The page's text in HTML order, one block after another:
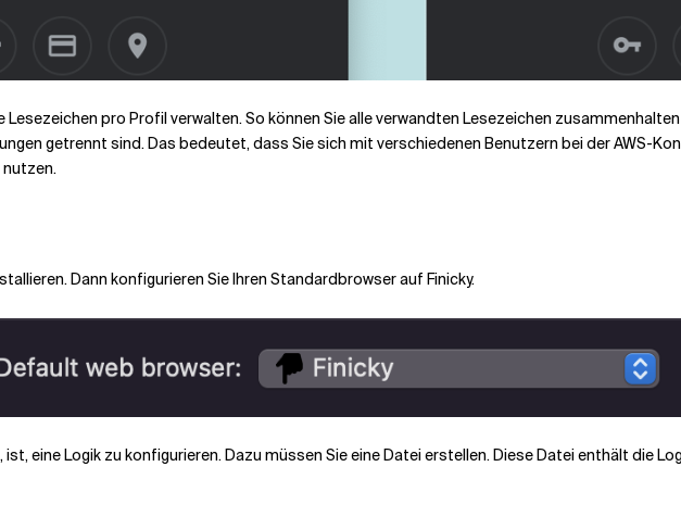
Lesezeichen pro Profil verwalten. So können Sie alle verwandten Lesezeichen
getrennt sind. Das bedeutet, dass Sie sich mit verschiedenen Benutzern bei derAWS-
Dann konfigurieren Sie Ihren Standardbrowser auf Finicky.
eine Logik zu konfigurieren. Dazu müssen Sie eineDatei erstellen. Diese Datei enthält die